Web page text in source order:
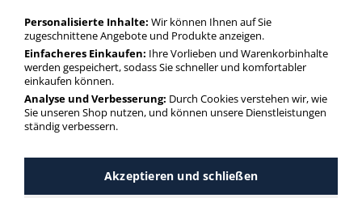
Hüllen für Datenträger abheftbar in bester Qualität zum
günstigen Preis. Finden Sie schnell Hüllen für Datenträger
abheftbar mit unserer Filter-Funktion.
Hüllen für Datenträger abheftbar
mehr Infos zur Kategorie
Häufig gesucht
Personalisierte Inhalte: Wir können Ihnen auf Sie
zugeschnittene Angebote und Produkte anzeigen.
Einfacheres Einkaufen: Ihre Vorlieben und Warenkorbinhalte
werden gespeichert, sodass Sie schneller und komfortabler
einkaufen können.
Analyse und Verbesserung: Durch Cookies verstehen wir, wie
Sie unseren Shop nutzen, und können unsere Dienstleistungen
ständig verbessern.
Akzeptieren und schließen